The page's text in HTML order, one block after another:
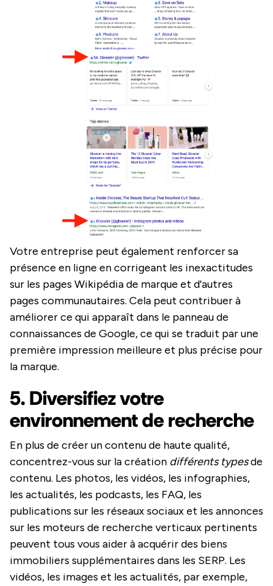
Votre entreprise peut également renforcer sa
présence en ligne en corrigeant les inexactitudes
sur les pages Wikipédia de marque et d'autres
pages communautaires. Cela peut contribuer à
améliorer ce qui apparaît dans le panneau de
connaissances de Google, ce qui se traduit par une
première impression meilleure et plus précise pour
la marque.
5. Diversifiez votre
environnement de recherche
En plus de créer un contenu de haute qualité,
concentrez-vous sur la création différents typesde
contenu. Les photos, les vidéos, les infographies,
les actualités, les podcasts, les FAQ, les
publications sur les réseaux sociaux et les annonces
sur les moteurs de recherche verticaux pertinents
peuvent tous vous aider à acquérir des biens
immobiliers supplémentaires dans les SERP. Les
vidéos, les images et les actualités, par exemple,